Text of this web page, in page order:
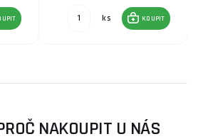
ks KOUPIT
NAKOUPIT U NÁS